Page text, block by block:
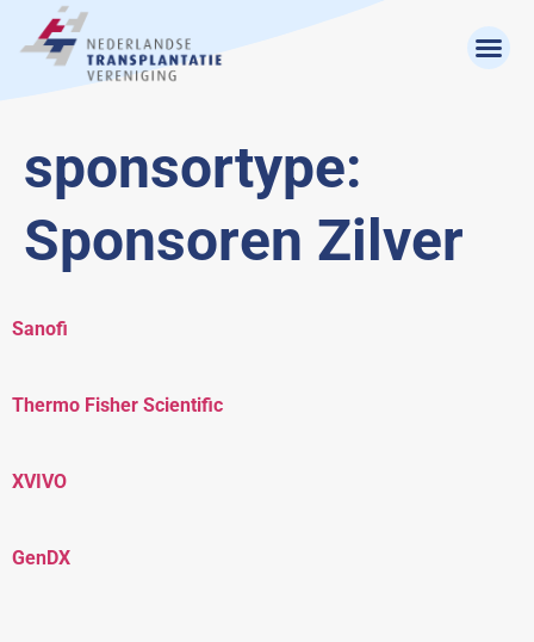
sponsortype:
Sponsoren Zilver
Sanofi
Thermo Fisher Scientific
XVIVO
GenDX